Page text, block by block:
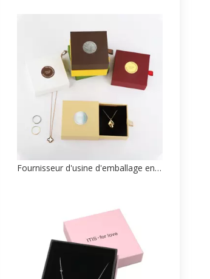
Fournisseur d'usine d'emballage en papier de boîte à anneaux en gros OEM